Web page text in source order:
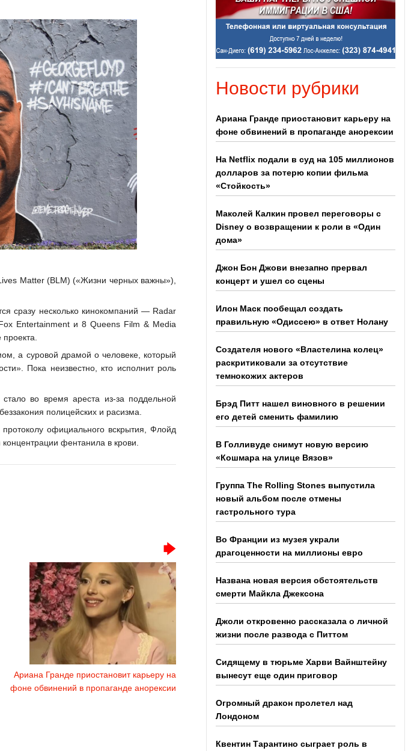
Matter (BLM) («Жизни черных важны»),
сразу несколько кинокомпаний — Radar
Entertainment и 8 Queens Film & Media
а суровой драмой о человеке, который
Пока неизвестно, кто исполнит роль
во время ареста из-за поддельной
полицейских и расизма.
официального вскрытия, Флойд
фентанила в крови.
Ариана Гранде приостановит карьеру на
фоне обвинений в пропаганде анорексии
Новости рубрики
Ариана Гранде приостановит карьеру на
фоне обвинений в пропаганде анорексии
На Netflix подали в суд на 105 миллионов
долларов за потерю копии фильма
«Стойкость»
Маколей Калкин провел переговоры с
Disney о возвращении к роли в «Один
дома»
Джон Бон Джови внезапно прервал
концерт и ушел со сцены
Илон Маск пообещал создать
правильную «Одиссею» в ответ Нолану
Создателя нового «Властелина колец»
раскритиковали за отсутствие
темнокожих актеров
Брэд Питт нашел виновного в решении
его детей сменить фамилию
В Голливуде снимут новую версию
«Кошмара на улице Вязов»
Группа The Rolling Stones выпустила
новый альбом после отмены
гастрольного тура
Во Франции из музея украли
драгоценности на миллионы евро
Названа новая версия обстоятельств
смерти Майкла Джексона
Джоли откровенно рассказала о личной
жизни после развода с Питтом
Сидящему в тюрьме Харви Вайнштейну
вынесут еще один приговор
Огромный дракон пролетел над
Лондоном
Квентин Тарантино сыграет роль в